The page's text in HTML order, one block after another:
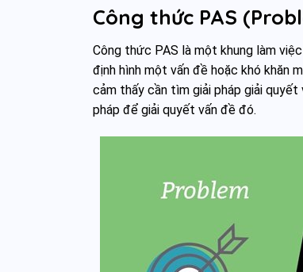
Công thức PAS
Công thức PAS là một khung làm
định hình một vấn đề hoặc khó khăn
cảm thấy cần tìm giải pháp giải quyết
pháp để giải quyết vấn đề đó.